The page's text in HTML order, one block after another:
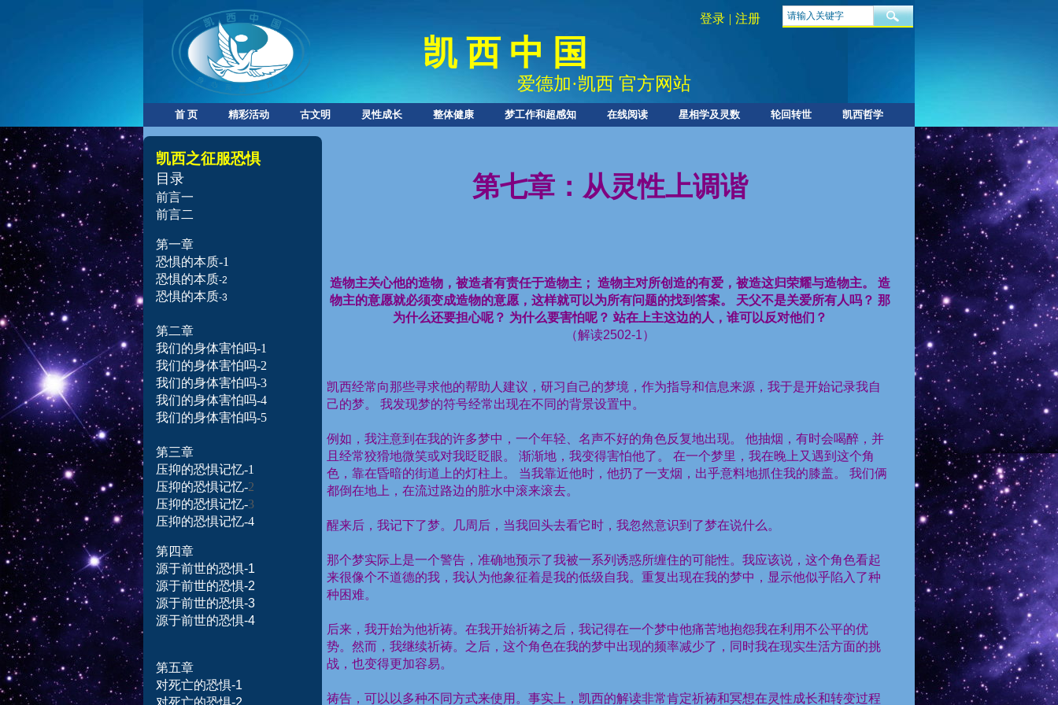
爱德加·凯西 官方网站
凯 西 中 国
登录 | 注册
首 页 精彩活动 古文明 灵性成长 整体健康 梦工作和超感知 在线阅读 星相学及灵数 轮回转世 凯西哲学
凯西之征服恐惧
目录
前言一
前言二
第一章
恐惧的本质-1
恐惧的本质-2
恐惧的本质-3
第二章
我们的身体害怕吗-1
我们的身体害怕吗-2
我们的身体害怕吗-3
我们的身体害怕吗-4
我们的身体害怕吗-5
第三章
压抑的恐惧记忆-1
压抑的恐惧记忆-2
压抑的恐惧记忆-3
压抑的恐惧记忆-4
第四章
源于前世的恐惧-1
源于前世的恐惧-2
源于前世的恐惧-3
源于前世的恐惧-4
第五章
对死亡的恐惧-1
对死亡的恐惧-2
第七章：从灵性上调谐
造物主关心他的造物，被造者有责任于造物主； 造物主对所创造的有爱，被造这归荣耀与造物主。
造
物主的意愿就必须变成造物的意愿，这样就可以为所有问题的找到答案。
天父不是关爱所有人吗？ 那
为什么还要担心呢？ 为什么要害怕呢？ 站在上主这边的人，谁可以反对他们？
（解读2502-1）
凯西经常向那些寻求他的帮助人建议，研习自己的梦境，作为指导和信息来源，我于是开始记录我自
己的梦。
我发现梦的符号经常出现在不同的背景设置中。
例如，我注意到在我的许多梦中，一个年轻、名声不好的角色反复地出现。
他抽烟，有时会喝醉，并
且经常狡猾地微笑或对我眨眨眼。
渐渐地，我变得害怕他了。
在一个梦里，我在晚上又遇到这个角
色，靠在昏暗的街道上的灯柱上。
当我靠近他时，他扔了一支烟，出乎意料地抓住我的膝盖。
我们俩
都倒在地上，在流过路边的脏水中滚来滚去。
醒来后，我记下了梦。几周后，当我回头去看它时，我忽然意识到了梦在说什么。
那个梦实际上是一个警告，准确地预示了我被一系列诱惑所缠住的可能性。我应该说，这个角色看起
来很像个不道德的我，我认为他象征着是我的低级自我。重复出现在我的梦中，显示他似乎陷入了种
种困难。
后来，我开始为他祈祷。在我开始祈祷之后，我记得在一个梦中他痛苦地抱怨我在利用不公平的优
势。然而，我继续祈祷。之后，这个角色在我的梦中出现的频率减少了，同时我在现实生活方面的挑
战，也变得更加容易。
祷告，可以以多种不同方式来使用。事实上，凯西的解读非常肯定祈祷和冥想在灵性成长和转变过程